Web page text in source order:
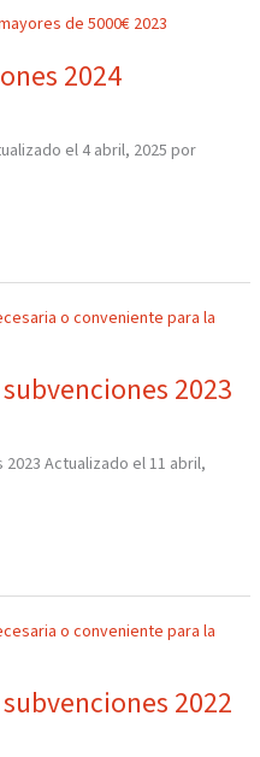
2024
el 4 abril, 2025 por
2023
Actualizado el 11 abril,
2022